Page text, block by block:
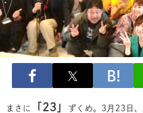
まさに 「23」
ずくめ。3月23日